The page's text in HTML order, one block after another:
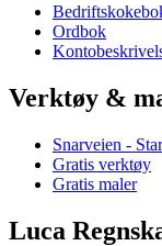
Ordbok
Verktøy &
Snarveien -
Gratis verktøy
Gratis maler
Luca